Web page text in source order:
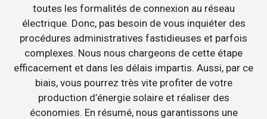
toutes les formalités de connexion au réseau
électrique. Donc, pas besoin de vous inquiéter des
procédures administratives fastidieuses et parfois
complexes. Nous nous chargeons de cette étape
efficacement et dans les délais impartis. Aussi, par ce
biais, vous pourrez très vite profiter de votre
production d’énergie solaire et réaliser des
économies. En résumé, nous garantissons une